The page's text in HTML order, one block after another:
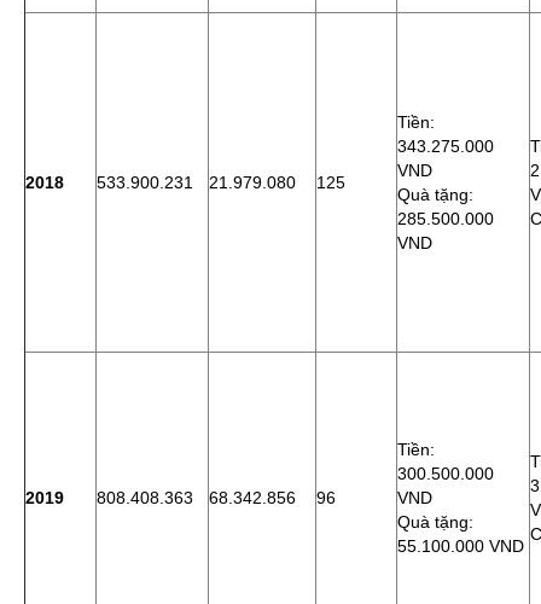
2018 533.900.231 21.979.080 125
Tiền:
343.275.000
VND
Quà tặng:
285.500.000
VND
2019 808.408.363 68.342.856 96
Tiền:
300.500.000
VND
Quà tặng:
55.100.000 VND